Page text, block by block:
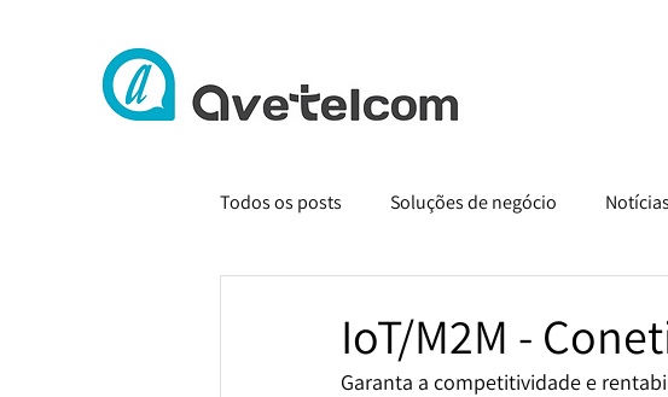
Todos os posts Soluções de negócio Notícias
IoT/M2M -
Garanta a competitividade e